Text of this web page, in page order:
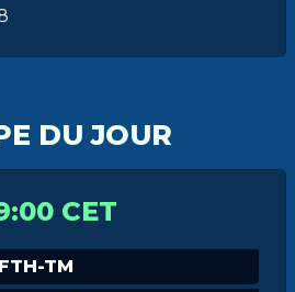
DU JOUR
CET
TM